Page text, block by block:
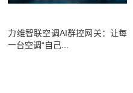
力维智联空调AI群控网关：让每
一台空调“自己...